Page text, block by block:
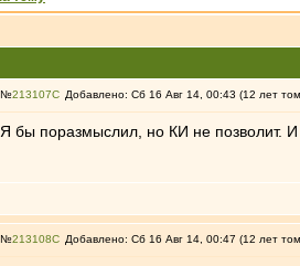
№213107 Добавлено: Сб 16 Авг 14, 00:43 (12 лет
Я бы поразмыслил, но КИ не позволит. И
№213108 Добавлено: Сб 16 Авг 14, 00:47 (12 лет